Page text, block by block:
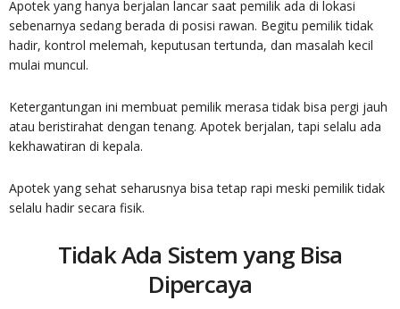
Apotek yang hanya berjalan lancar saat pemilik ada di lokasi
sebenarnya sedang berada di posisi rawan. Begitu pemilik tidak
hadir, kontrol melemah, keputusan tertunda, dan masalah kecil
mulai muncul.
Ketergantungan ini membuat pemilik merasa tidak bisa pergi jauh
atau beristirahat dengan tenang. Apotek berjalan, tapi selalu ada
kekhawatiran di kepala.
Apotek yang sehat seharusnya bisa tetap rapi meski pemilik tidak
selalu hadir secara fisik.
Tidak Ada Sistem yang Bisa
Dipercaya